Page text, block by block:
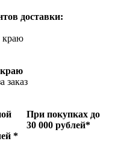
доставки:
краю
краю
заказ
*
При покупках до
30 000 рублей*